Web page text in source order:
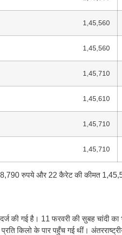
1,45,560
1,45,560
1,45,710
1,45,610
1,45,710
1,45,710
रुपये और 22 कैरेट की कीमत
की गई है। 11 फरवरी की सुबह चांदी
किलो के पार पहुँच गई थीं।